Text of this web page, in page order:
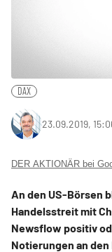
DAX
23.09.2019,
DER AKTIONÄR bei
An den US-Börsen
Handelsstreit mit
Newsflow positiv
Notierungen an